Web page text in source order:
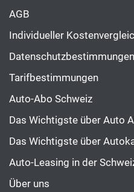
AGB
Individueller
Datenschutzbestimmungen
Tarifbestimmungen
Auto-Abo Schweiz
Das Wichtigste über Auto
Das Wichtigste über
Auto-Leasing in der
Über uns